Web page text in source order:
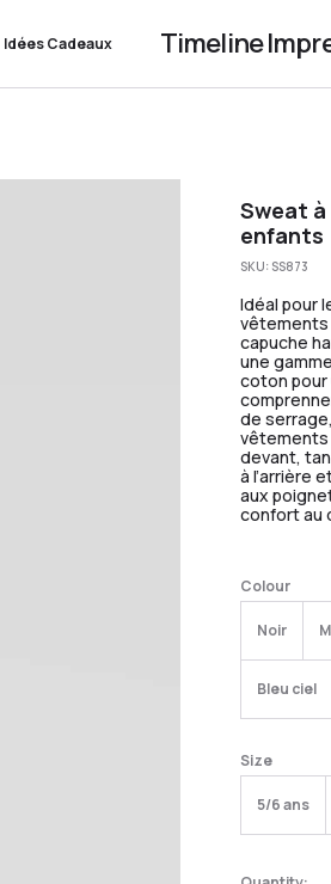
Idées Cadeaux Timeline
Sweat
enfants
SKU: SS873
Idéal pour
vêtements
capuche
une
coton pour
de
vêtements
devant,
à l’arrière
aux
confort au
Colour
Noir
Bleu ciel
Size
5/6 ans